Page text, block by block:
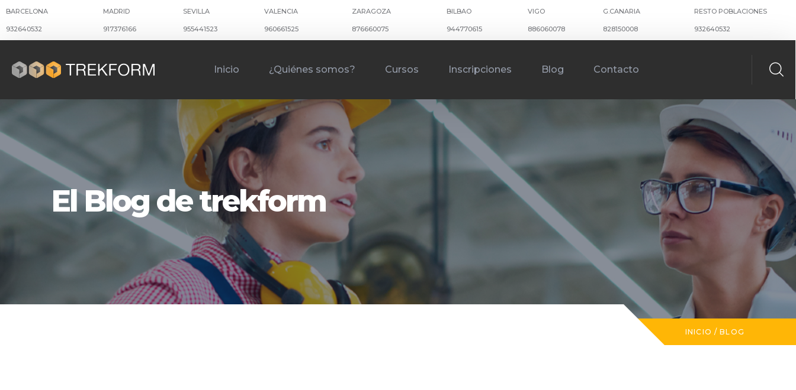
BARCELONA
932640532
MADRID
917376166
SEVILLA
955441523
VALENCIA
960661525
ZARAGOZA
876660075
BILBAO
944770615
VIGO
886060078
G.CANARIA
828150008
RESTO POBLACIONES
932640532
Inicio ¿Quiénes somos? Cursos Inscripciones Blog Contacto
El Blog de trekform
INICIO / BLOG